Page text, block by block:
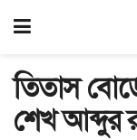
তিতাস
শেখ আব্দুর